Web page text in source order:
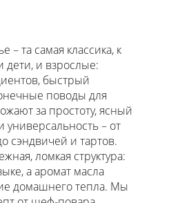
Блог
печенье
– та самая классика, к
дети, и взрослые:
быстрый
поводы для
за простоту, ясный
универсальность – от
сэндвичей и тартов.
ломкая структура:
а аромат масла
домашнего тепла. Мы